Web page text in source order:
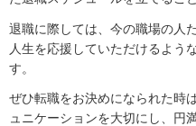
退職に際しては、今の職場の人
人生を応援していただけるよう
す。
ぜひ転職をお決めになられた時
ュニケーションを大切にし、円